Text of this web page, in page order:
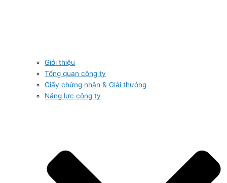
Giới thiệu
Tổng quan công ty
Giấy chứng nhận & Giải thưởng
Năng lực công ty